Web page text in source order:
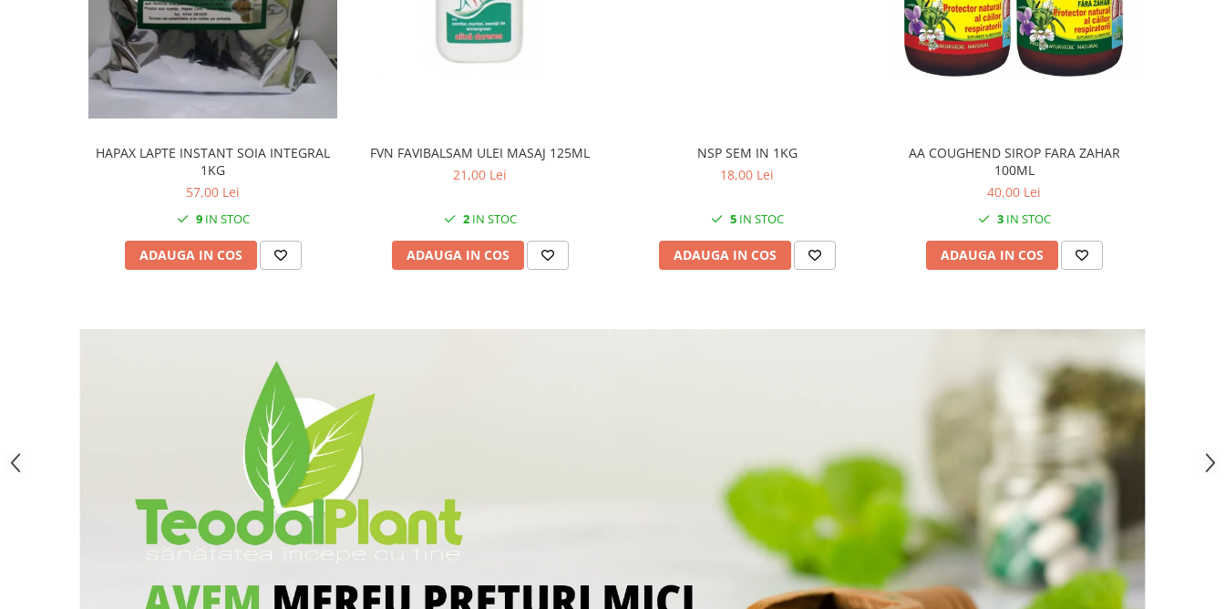
HAPAX LAPTE INSTANT SOIA INTEGRAL
1KG
57,00 Lei
9IN STOC
ADAUGA IN COS
FVN FAVIBALSAM ULEI MASAJ 125ML
21,00 Lei
2IN STOC
ADAUGA IN COS
NSP SEM IN 1KG
18,00 Lei
5IN STOC
ADAUGA IN COS
AA COUGHEND SIROP FARA ZAHAR
100ML
40,00 Lei
3IN STOC
ADAUGA IN COS